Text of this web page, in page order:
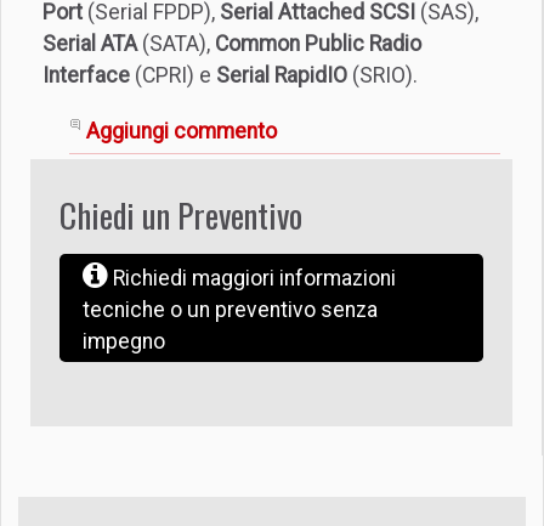
Port (Serial FPDP), Serial Attached SCSI (SAS),
Serial ATA(SATA), Common Public Radio
Interface (CPRI) e Serial RapidIO (SRIO).
Aggiungi commento
Chiedi un Preventivo
Richiedi maggiori informazioni
tecniche o un preventivo senza
impegno